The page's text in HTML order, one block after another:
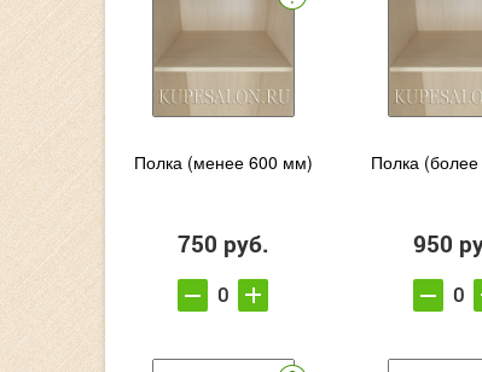
Полка (менее 600 мм)
750 руб.
Полка
950